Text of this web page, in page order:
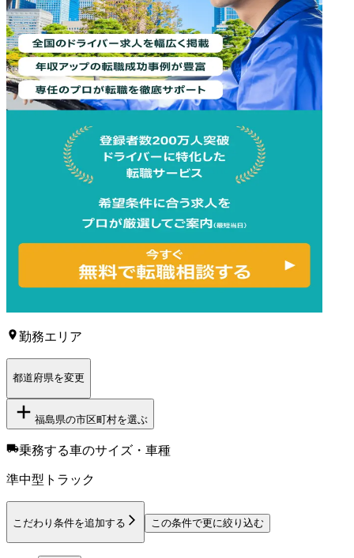
勤務エリア
都道府県を変更
福島県の市区町村を選ぶ
乗務する車のサイズ・車種
準中型トラック
こだわり条件を追加する この条件で更に絞り込む